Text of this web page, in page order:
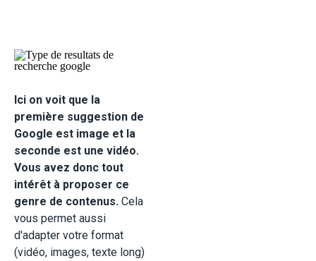
Ici on voit que la
première suggestion de
Google est image et la
seconde est une vidéo.
Vous avez donc tout
intérêt à proposer ce
genre de contenus. Cela
vous permet aussi
d'adapter votre format
(vidéo, images, texte long)